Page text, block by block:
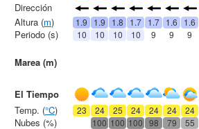
1.9 1.9 1.8 1.7 1.7 1.6 1.6
10
10 10 10 9 9 9
23 24 25 24 24 24 24
100 100 100 98 79 55
Dirección
Altura (m)
Periodo (s)
Marea (m)
El Tiempo
Temp. (°C)
Nubes (%)